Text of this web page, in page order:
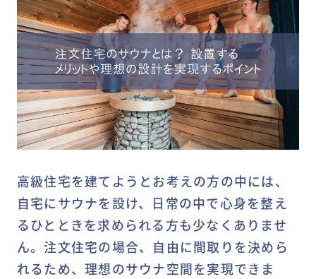
高級住宅を建てようとお考えの方の中には、
自宅にサウナを設け、日常の中で心身を整え
るひとときを求められる方も少なくありませ
ん。注文住宅の場合、自由に間取りを決めら
れるため、理想のサウナ空間を実現できま